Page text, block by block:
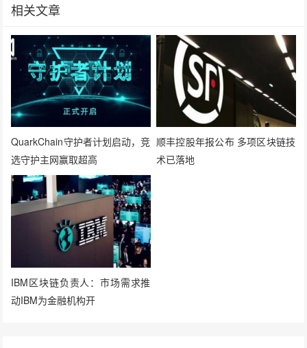
相关文章
QuarkChain守护者计划启动，竞
选守护主网赢取超高
顺丰控股年报公布 多项区块链技
术已落地
IBM区块链负责人：市场需求推
动IBM为金融机构开